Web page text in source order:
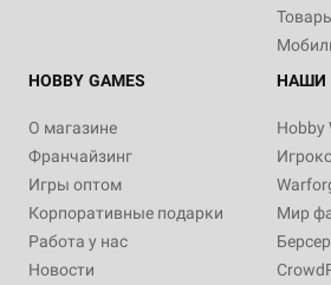
HOBBY GAMES
О магазине
Франчайзинг
Игры оптом
Корпоративные подарки
Работа у нас
Новости
НАШИ
Hobby
Мир